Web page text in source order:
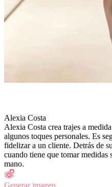
Alexia Costa
Alexia Costa crea trajes a
algunos toques personales. Es
fidelizar a un cliente. Detrás de
cuando tiene que tomar medidas
mano.
Generar imagen